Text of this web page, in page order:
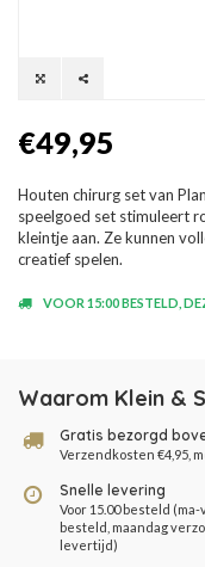
€49,95
Houten chirurg set van
speelgoed set stimuleert
kleintje aan. Ze kunnen
creatief spelen.
VOOR 15:00 BESTELD,
Waarom Klein &
Gratis bezorgd
Verzendkosten €4,95,
Snelle levering
Voor 15.00 besteld
besteld, maandag
levertijd)